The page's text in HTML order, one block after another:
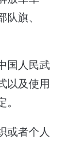
旗、
国人民武
以及使用
或者个人